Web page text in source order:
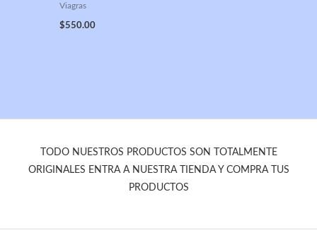
Viagras
$550.00
TODO NUESTROS PRODUCTOS SON TOTALMENTE
ORIGINALES ENTRA A NUESTRA TIENDA Y COMPRA TUS
PRODUCTOS